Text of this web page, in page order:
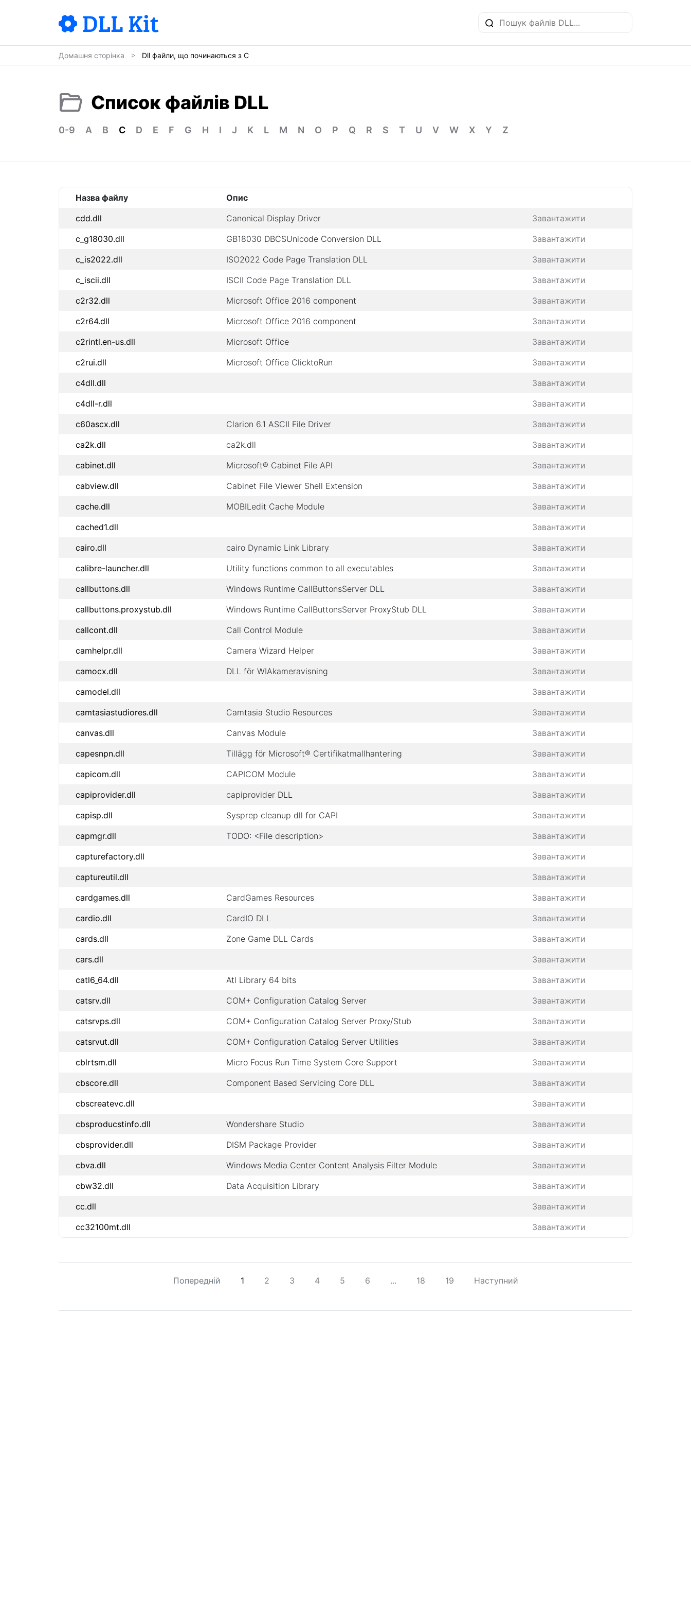
Домашня сторінка Dll файли, що починаються з C
Список файлів DLL
0-9 A B C D E F G H I J K L M N O P Q R S T U V W X Y Z
Назва файлу
Опис
cdd.dll
Canonical Display Driver
Завантажити
c_g18030.dll
GB18030 DBCSUnicode Conversion DLL
Завантажити
c_is2022.dll
ISO2022 Code Page Translation DLL
Завантажити
c_iscii.dll
ISCII Code Page Translation DLL
Завантажити
c2r32.dll
Microsoft Office 2016 component
Завантажити
c2r64.dll
Microsoft Office 2016 component
Завантажити
c2rintl.en-us.dll
Microsoft Office
Завантажити
c2rui.dll
Microsoft Office ClicktoRun
Завантажити
c4dll.dll
Завантажити
c4dll-r.dll
Завантажити
c60ascx.dll
Clarion 6.1 ASCII File Driver
Завантажити
ca2k.dll
ca2k.dll
Завантажити
cabinet.dll
Microsoft® Cabinet File API
Завантажити
cabview.dll
Cabinet File Viewer Shell Extension
Завантажити
cache.dll
MOBILedit Cache Module
Завантажити
cached1.dll
Завантажити
cairo.dll
cairo Dynamic Link Library
Завантажити
calibre-launcher.dll
Utility functions common to all executables
Завантажити
callbuttons.dll
Windows Runtime CallButtonsServer DLL
Завантажити
callbuttons.proxystub.dll
Windows Runtime CallButtonsServer ProxyStub DLL
Завантажити
callcont.dll
Call Control Module
Завантажити
camhelpr.dll
Camera Wizard Helper
Завантажити
camocx.dll
DLL för WIAkameravisning
Завантажити
camodel.dll
Завантажити
camtasiastudiores.dll
Camtasia Studio Resources
Завантажити
canvas.dll
Canvas Module
Завантажити
capesnpn.dll
Tillägg för Microsoft® Certifikatmallhantering
Завантажити
capicom.dll
CAPICOM Module
Завантажити
capiprovider.dll
capiprovider DLL
Завантажити
capisp.dll
Sysprep cleanup dll for CAPI
Завантажити
capmgr.dll
TODO: <File description>
Завантажити
capturefactory.dll
Завантажити
captureutil.dll
Завантажити
cardgames.dll
CardGames Resources
Завантажити
cardio.dll
CardIO DLL
Завантажити
cards.dll
Zone Game DLL Cards
Завантажити
cars.dll
Завантажити
catl6_64.dll
Atl Library 64 bits
Завантажити
catsrv.dll
COM+ Configuration Catalog Server
Завантажити
catsrvps.dll
COM+ Configuration Catalog Server Proxy/Stub
Завантажити
catsrvut.dll
COM+ Configuration Catalog Server Utilities
Завантажити
cblrtsm.dll
Micro Focus Run Time System Core Support
Завантажити
cbscore.dll
Component Based Servicing Core DLL
Завантажити
cbscreatevc.dll
Завантажити
cbsproducstinfo.dll
Wondershare Studio
Завантажити
cbsprovider.dll
DISM Package Provider
Завантажити
cbva.dll
Windows Media Center Content Analysis Filter Module
Завантажити
cbw32.dll
Data Acquisition Library
Завантажити
cc.dll
Завантажити
cc32100mt.dll
Завантажити
Попередній 1 2 3 4 5 6 ... 18 19 Наступний